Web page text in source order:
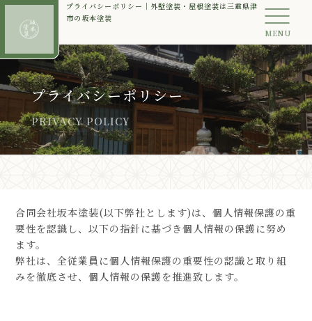
プライバシーポリシー｜外壁塗装・屋根塗装は三重県津
市の坂本塗装
MENU
プライバシーポリシー
PRIVACY POLICY
合同会社坂本塗装(以下弊社とします)は、個人情報保護の重
要性を認識し、以下の指針に基づき個人情報の保護に努め
ます。
弊社は、全従業員に個人情報保護の重要性の認識と取り組
みを徹底させ、個人情報の保護を推進致します。